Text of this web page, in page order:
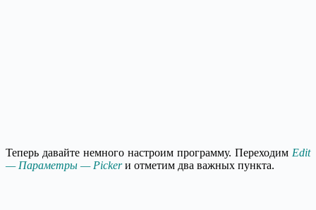
Теперь давайте немного настроим программу. Переходим Edit
— Параметры — Pickerи отметим два важных пункта.